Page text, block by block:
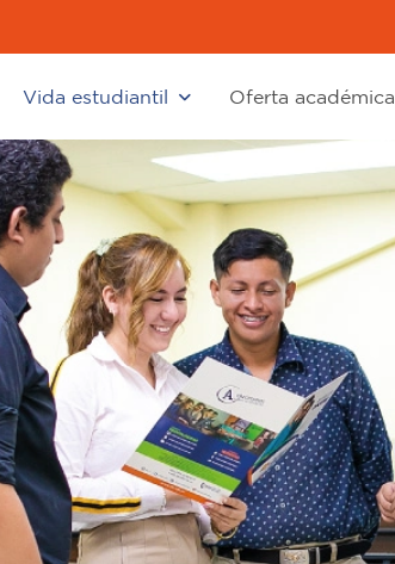
Vida estudiantil Oferta académica